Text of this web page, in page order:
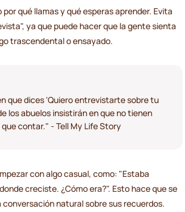
qué llamas y qué esperas aprender. Evita
ya que puede hacer que la gente sienta
trascendental o ensayado.
que dices 'Quiero entrevistarte sobre tu
los abuelos insistirán en que no tienen
contar." - Tell My Life Story
con algo casual, como: "Estaba
creciste. ¿Cómo era?". Esto hace que se
natural sobre sus recuerdos.